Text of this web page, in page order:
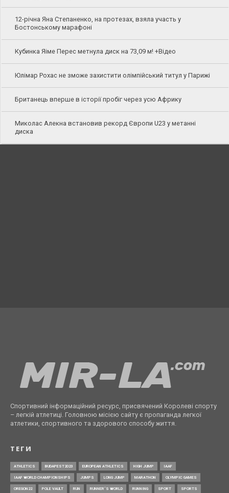
12-річна Яна Степаненко, на протезах, взяла участь у
Бостонському марафоні
Кубинка Яіме Перес метнула диск на 73,09 м! +Відео
Юлімар Рохас не зможе захистити олімпійський титул у Парижі
Британець вперше в історії пробіг через усю Африку
Миколас Алекна встановив рекорд Європи U23 у метанні
диска
Спортивний інформаційний ресурс, присвячений Королеві спорту
– легкій атлетиці. Головною місією сайту є пропаганда легкої
атлетики, спортивного та здорового способу життя.
ТЕГИ
ATHLETICS BUDAPEST2023 EUROPEAN ATHLETICS HIGH JUMP IAAF
IAAF WORLD CHAMPIONSHIPS JUMPS LONG JUMP MARATHON OLYMPIC GAMES
OREGON22 POLE VAULT RUN RUNNER’S WORLD RUNNING SPORT SPORTS